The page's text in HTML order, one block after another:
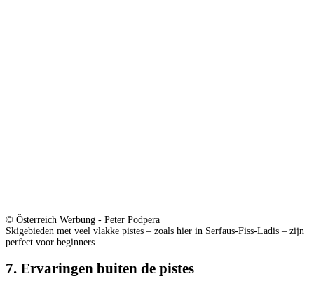
© Österreich Werbung - Peter Podpera
Skigebieden met veel vlakke pistes – zoals hier in Serfaus-Fiss-Ladis – zijn
perfect voor beginners.
7. Ervaringen buiten de pistes